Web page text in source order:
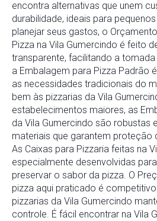
encontra alternativas que unem
durabilidade, ideais para
planejar seus gastos, o
Pizza na Vila Gumercindo é feito
transparente, facilitando a
a Embalagem para Pizza Padrão
as necessidades tradicionais do
bem às pizzarias da Vila
estabelecimentos maiores, as
da Vila Gumercindo são robustas
materiais que garantem proteção
As Caixas para Pizzaria feitas na
especialmente desenvolvidas
preservar o sabor da pizza. O
pizza aqui praticado é
pizzarias da Vila Gumercindo
controle. É fácil encontrar na Vila